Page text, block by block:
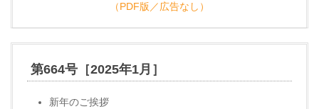
（PDF版／広告なし）
第664号［2025年1月］
新年のご挨拶